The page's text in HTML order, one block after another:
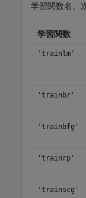
学習関数名。
学習関数
'trainlm'
'trainbr'
'trainbfg'
'trainrp'
'trainscg'